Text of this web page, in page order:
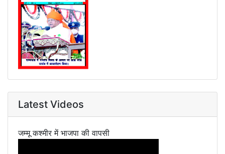
Latest Videos
जम्मू कश्मीर में भाजपा की वापसी